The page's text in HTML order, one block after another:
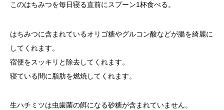
このはちみつを毎日寝る直前にスプーン1杯食べる。
はちみつに含まれているオリゴ糖やグルコン酸などが腸を綺麗に
してくれます。
宿便をスッキリと除去してくれます。
寝ている間に脂肪を燃焼してくれます。
生ハチミツは虫歯菌の餌になる砂糖が含まれていません。